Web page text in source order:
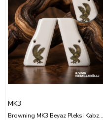
MK3
Browning MK3 Beyaz Pleksi Kabza Sarı Pirinç Kartal Logolu